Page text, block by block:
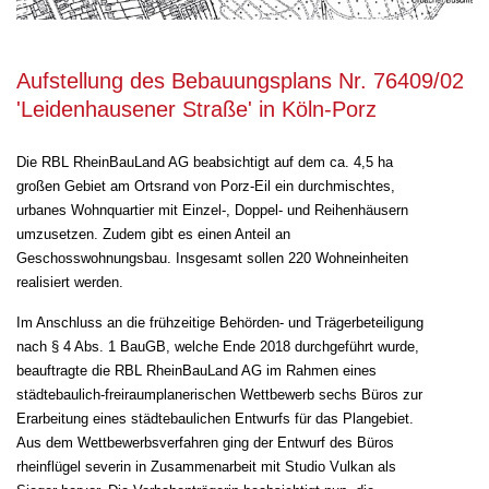
Aufstellung des Bebauungsplans Nr. 76409/02
'Leidenhausener Straße' in Köln-Porz
Die RBL RheinBauLand AG beabsichtigt auf dem ca. 4,5 ha
großen Gebiet am Ortsrand von Porz-Eil ein durchmischtes,
urbanes Wohnquartier mit Einzel-, Doppel- und Reihenhäusern
umzusetzen. Zudem gibt es einen Anteil an
Geschosswohnungsbau. Insgesamt sollen 220 Wohneinheiten
realisiert werden.
Im Anschluss an die frühzeitige Behörden- und Trägerbeteiligung
nach § 4 Abs. 1 BauGB, welche Ende 2018 durchgeführt wurde,
beauftragte die RBL RheinBauLand AG im Rahmen eines
städtebaulich-freiraumplanerischen Wettbewerb sechs Büros zur
Erarbeitung eines städtebaulichen Entwurfs für das Plangebiet.
Aus dem Wettbewerbsverfahren ging der Entwurf des Büros
rheinflügel severin in Zusammenarbeit mit Studio Vulkan als